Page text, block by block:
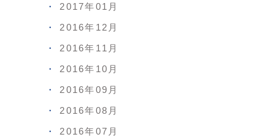
2017年01月
2016年12月
2016年11月
2016年10月
2016年09月
2016年08月
2016年07月